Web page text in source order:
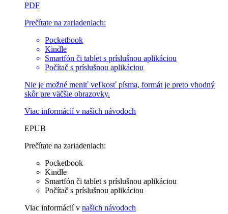
PDF
Prečítate na zariadeniach:
Pocketbook
Kindle
Smartfón či tablet s príslušnou aplikáciou
Počítač s príslušnou aplikáciou
Nie je možné meniť veľkosť písma, formát je preto vhodný
skôr pre väčšie obrazovky.
Viac informácií v našich návodoch
EPUB
Prečítate na zariadeniach:
Pocketbook
Kindle
Smartfón či tablet s príslušnou aplikáciou
Počítač s príslušnou aplikáciou
Viac informácií v našich návodoch